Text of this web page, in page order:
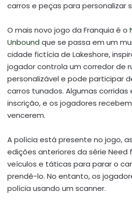
carros e peças para personalizar
O mais novo jogo da Franquia é o
Unbound que se passa em um
cidade fictícia de Lakeshore,
jogador controla um corredor de
personalizável e pode participar
carros tunados. Algumas
inscrição, e os jogadores
vencerem.
A polícia está presente no jogo,
edições anteriores da série Need
veículos e táticas para parar o
prendê-lo. No entanto, os
polícia usando um scanner.